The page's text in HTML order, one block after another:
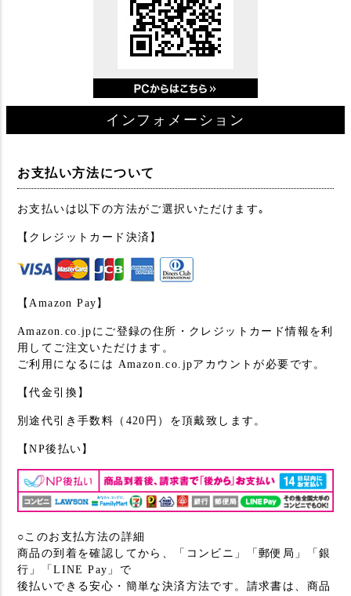
インフォメーション
お支払い方法について
お支払いは以下の方法がご選択いただけます｡
【クレジットカード決済】
【Amazon Pay】
Amazon.co.jpにご登録の住所・クレジットカード情報を利
用してご注文いただけます。
ご利用になるには Amazon.co.jpアカウントが必要です。
【代金引換】
別途代引き手数料（420円）を頂戴致します。
【NP後払い】
○このお支払方法の詳細
商品の到着を確認してから、「コンビニ」「郵便局」「銀
行」「LINE Pay」で
後払いできる安心・簡単な決済方法です。請求書は、商品